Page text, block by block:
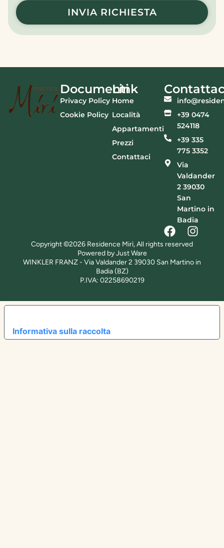
INVIA RICHIESTA
Documenti
Privacy Policy
Cookie Policy
Link
Home
Località
Appartamenti
Prezzi
Contattaci
+39 0474
524118
+39 335
775 3352
Via
Valdander
2 39030
San
Martino in
Badia
Copyright ©2026 Residence Mirì, All rights reserved
Powered by Just Ware
WINKLER FRANZ - Via Valdander 2 39030 San Martino in
Badia (BZ)
P.IVA: 02258690219
Informativa sulla raccolta